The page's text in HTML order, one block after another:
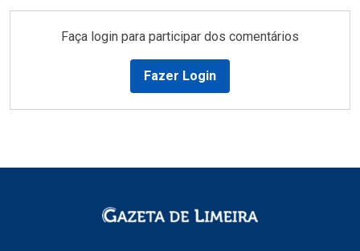
Faça login para participar dos comentários
Fazer Login